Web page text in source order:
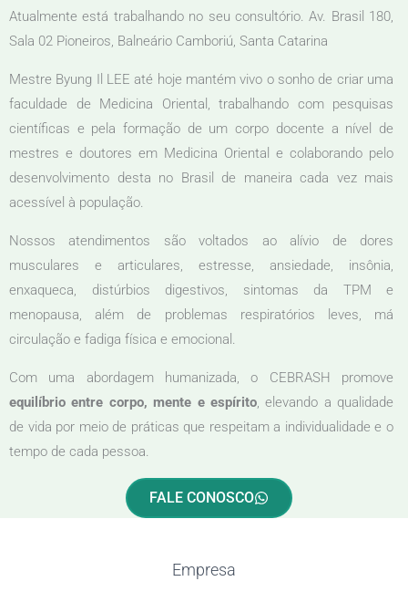
Atualmente está trabalhando no seu consultório. Av. Brasil 180,
Sala 02 Pioneiros, Balneário Camboriú, Santa Catarina
Mestre Byung Il LEE até hoje mantém vivo o sonho de criar uma
faculdade de Medicina Oriental, trabalhando com pesquisas
científicas e pela formação de um corpo docente a nível de
mestres e doutores em Medicina Oriental e colaborando pelo
desenvolvimento desta no Brasil de maneira cada vez mais
acessível à população.
Nossos atendimentos são voltados ao alívio de dores
musculares e articulares, estresse, ansiedade, insônia,
enxaqueca, distúrbios digestivos, sintomas da TPM e
menopausa, além de problemas respiratórios leves, má
circulação e fadiga física e emocional.
Com uma abordagem humanizada, o CEBRASH promove
equilíbrio entre corpo, mente e espírito, elevando a qualidade
de vida por meio de práticas que respeitam a individualidade e o
tempo de cada pessoa.
FALE CONOSCO
Empresa